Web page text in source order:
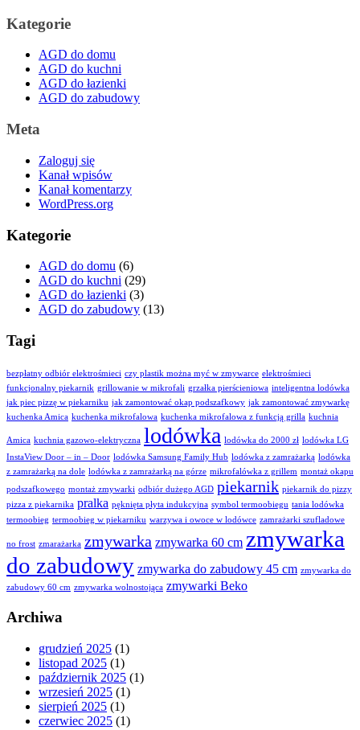
Kategorie
AGD do domu
AGD do kuchni
AGD do łazienki
AGD do zabudowy
Meta
Zaloguj się
Kanał wpisów
Kanał komentarzy
WordPress.org
Kategorie
AGD do domu (6)
AGD do kuchni (29)
AGD do łazienki (3)
AGD do zabudowy (13)
Tagi
bezpłatny odbiór elektrośmieci czy plastik można myć w zmywarce elektrośmieci
funkcjonalny piekarnik grillowanie w mikrofali grzałka pierścieniowa inteligentna lodówka
jak piec pizzę w piekarniku jak zamontować okap podszafkowy jak zamontować zmywarkę
kuchenka Amica kuchenka mikrofalowa kuchenka mikrofalowa z funkcją grilla kuchnia
Amica kuchnia gazowo-elektryczna lodówka lodówka do 2000 zł lodówka LG
InstaView Door – in – Door lodówka Samsung Family Hub lodówka z zamrażarką lodówka
z zamrażarką na dole lodówka z zamrażarką na górze mikrofalówka z grillem montaż okapu
podszafkowego montaż zmywarki odbiór dużego AGD piekarnik piekarnik do pizzy
pizza z piekarnika pralka pęknięta płyta indukcyjna symbol termoobiegu tania lodówka
termoobieg termoobieg w piekarniku warzywa i owoce w lodówce zamrażarki szufladowe
no frost zmarażarka zmywarka zmywarka 60 cm zmywarka
do zabudowy zmywarka do zabudowy 45 cm zmywarka do
zabudowy 60 cm zmywarka wolnostojąca zmywarki Beko
Archiwa
grudzień 2025 (1)
listopad 2025 (1)
październik 2025 (1)
wrzesień 2025 (1)
sierpień 2025 (1)
czerwiec 2025 (1)